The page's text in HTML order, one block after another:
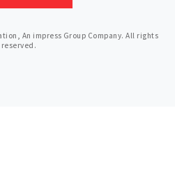
An impress Group Company. All rights
reserved.